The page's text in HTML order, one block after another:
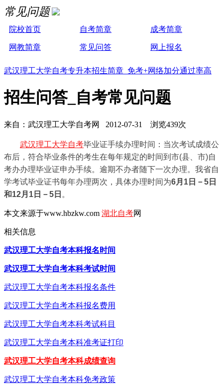
常见问题
院校首页 自考简章 成考简章
网教简章 常见问答 网上报名
武汉理工大学自考专升本招生简章 免考+网络加分通过率高
招生问答_自考常见问题
来自：武汉理工大学自考网 2012-07-31 浏览439次
武汉理工大学自考毕业证手续办理时间：当次考试成绩公
布后，符合毕业条件的考生在每年规定的时间到市(县、市)自
考办办理毕业证申办手续。逾期不办者随下一次办理。我省自
学考试毕业证书每年办理两次，具体办理时间为6月1日－5日
和12月1日－5日 。
本文来源于www.hbzkw.com 湖北自考网
相关信息
武汉理工大学自考本科报名时间
武汉理工大学自考本科考试时间
武汉理工大学自考本科报名条件
武汉理工大学自考本科报名费用
武汉理工大学自考本科考试科目
武汉理工大学自考本科准考证打印
武汉理工大学自考本科成绩查询
武汉理工大学自考本科免考政策